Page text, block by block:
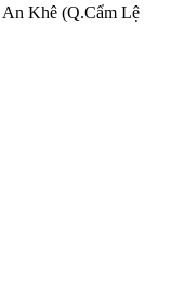
Khê (Q.Cẩm Lệ